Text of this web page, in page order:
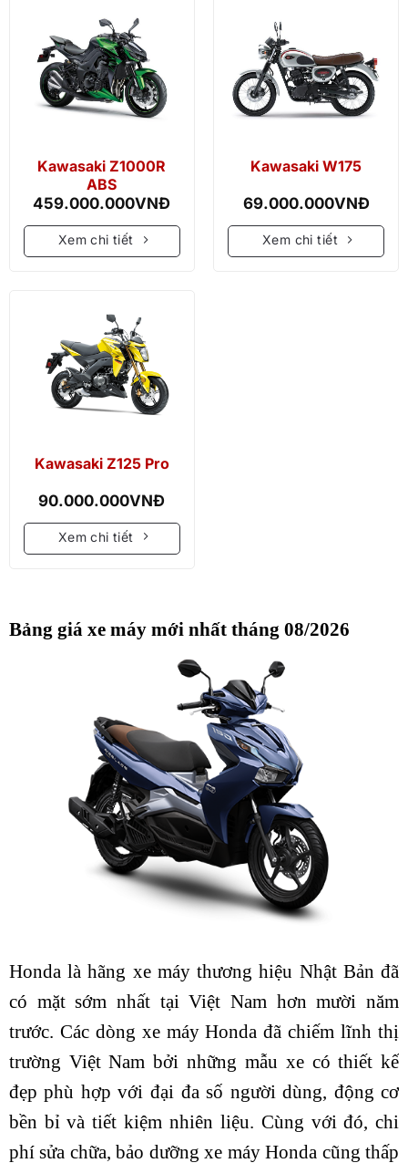
Kawasaki Z1000R
ABS
459.000.000VNĐ
Xem chi tiết
Kawasaki W175
69.000.000VNĐ
Xem chi tiết
Kawasaki Z125 Pro
90.000.000VNĐ
Xem chi tiết
Bảng giá xe máy mới nhất tháng 08/2026
Honda là hãng xe máy thương hiệu Nhật Bản đã
có mặt sớm nhất tại Việt Nam hơn mười năm
trước. Các dòng xe máy Honda đã chiếm lĩnh thị
trường Việt Nam bởi những mẫu xe có thiết kế
đẹp phù hợp với đại đa số người dùng, động cơ
bền bỉ và tiết kiệm nhiên liệu. Cùng với đó, chi
phí sửa chữa, bảo dưỡng xe máy Honda cũng thấp